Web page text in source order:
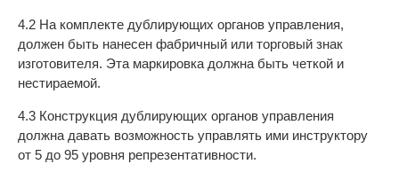
4.2 На комплекте дублирующих органов управления,
должен быть нанесен фабричный или торговый знак
изготовителя. Эта маркировка должна быть четкой и
нестираемой.
4.3 Конструкция дублирующих органов управления
должна давать возможность управлять ими инструктору
от 5 до 95 уровня репрезентативности.